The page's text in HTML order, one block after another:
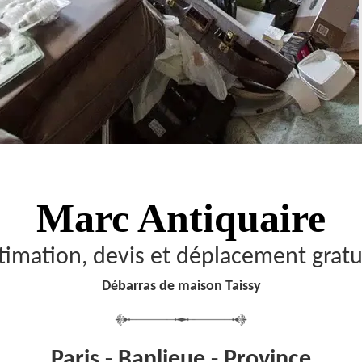
Marc Antiquaire
devis et déplacement
Débarras de maison Taissy